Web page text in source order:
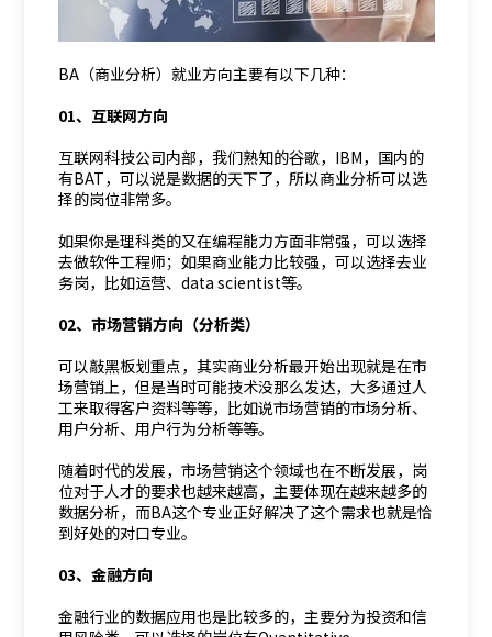
BA（商业分析）就业方向主要有以下几种：
01、互联网方向
互联网科技公司内部，我们熟知的谷歌，IBM，国内的
有BAT，可以说是数据的天下了，所以商业分析可以选
择的岗位非常多。
如果你是理科类的又在编程能力方面非常强，可以选择
去做软件工程师；如果商业能力比较强，可以选择去业
务岗，比如运营、data scientist等。
02、市场营销方向（分析类）
可以敲黑板划重点，其实商业分析最开始出现就是在市
场营销上，但是当时可能技术没那么发达，大多通过人
工来取得客户资料等等，比如说市场营销的市场分析、
用户分析、用户行为分析等等。
随着时代的发展，市场营销这个领域也在不断发展，岗
位对于人才的要求也越来越高，主要体现在越来越多的
数据分析，而BA这个专业正好解决了这个需求也就是恰
到好处的对口专业。
03、金融方向
金融行业的数据应用也是比较多的，主要分为投资和信